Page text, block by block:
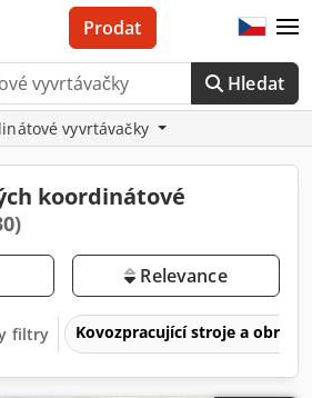
Hledat
Prodat
vyvrtávačky
koordinátové
Relevance
filtry Kovozpracující stroje a